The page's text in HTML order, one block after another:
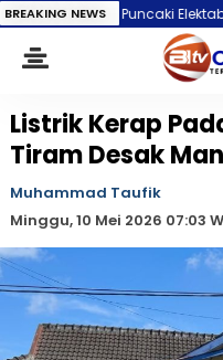
BREAKING NEWS
Puncaki Elektabilitas Parpol,
Listrik Kerap
Tiram Desak
Muhammad Taufik
Minggu, 10 Mei 2026 07:03